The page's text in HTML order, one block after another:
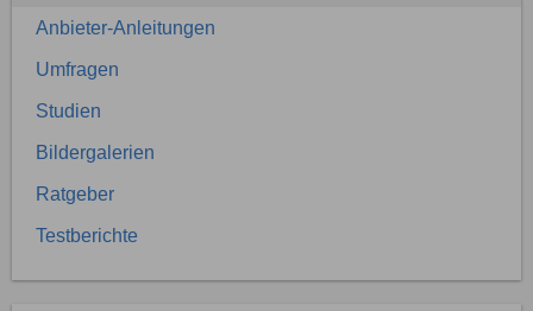
Anbieter-Anleitungen
Umfragen
Studien
Bildergalerien
Ratgeber
Testberichte